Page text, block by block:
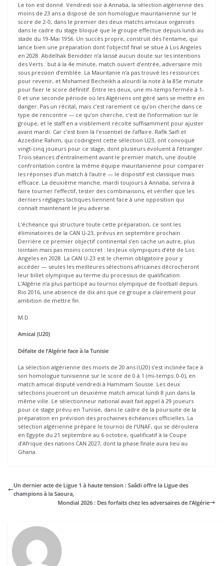
Le ton est donné. Vendredi soir à Annaba, la sélection algérienne des
moins de 23 ans a disposé de son homologue mauritanienne sur le
score de 2-0, dans le premier des deux matchs amicaux organisés
dans le cadre du stage bloqué que le groupe effectue depuis lundi au
stade du 19-Mai 1956. Un succès propre, construit dès l’entame, qui
lance bien une préparation dont l’objectif final se situe à Los Angeles
en 2028. Abdelhak Benidder n’a laissé aucun doute sur les intentions
des Verts : but à la 4e minute, match ouvert d’entrée, adversaire mis
sous pression d’emblée. La Mauritanie n’a pas trouvé les ressources
pour revenir, et Mohamed Becheikh a alourdi la note à la 85e minute
pour fixer le score définitif. Entre les deux, une mi-temps fermée à 1-
0 et une seconde période où les Algériens ont géré sans se mettre en
danger. Pas un récital, mais c’est rarement ce qu’on cherche dans ce
type de rencontre — ce qu’on cherche, c’est de l’information sur le
groupe, et le staff en a visiblement récolté suffisamment pour ajuster
avant mardi. Car c’est bien là l’essentiel de l’affaire. Rafik Saïfi et
Azzedine Rahim, qui codirigent cette sélection U23, ont convoqué
vingt-cinq joueurs pour ce stage, dont plusieurs évoluent à l’étranger.
Trois séances d’entraînement avant le premier match, une double
confrontation contre la même équipe mauritanienne pour comparer
les réponses d’un match à l’autre — le dispositif est classique mais
efficace. La deuxième manche, mardi toujours à Annaba, servira à
faire tourner l’effectif, tester des combinaisons, et vérifier que les
derniers réglages tactiques tiennent face à une opposition qui
connaît maintenant le jeu adverse.
L’échéance qui structure toute cette préparation, ce sont les
éliminatoires de la CAN U-23, prévus en septembre prochain.
Derrière ce premier objectif continental s’en cache un autre, plus
lointain mais pas moins concret : les Jeux olympiques d’été de Los
Angeles en 2028. La CAN U-23 est le chemin obligatoire pour y
accéder — seules les meilleures sélections africaines décrocheront
leur billet olympique au terme du processus de qualification.
L’Algérie n’a plus participé au tournoi olympique de football depuis
Rio 2016, une absence de dix ans que ce groupe a clairement pour
ambition de mettre fin.
M.D.
Amical (U20)
Défaite de l’Algérie face à la Tunisie
La sélection algérienne des moins de 20 ans (U20) s’est inclinée face à
son homologue tunisienne sur le score de 0 à 1 (mi-temps: 0-0), en
match amical disputé vendredi à Hammam Sousse. Les deux
sélections joueront un deuxième match amical lundi 8 juin dans la
même ville. Le sélectionneur national avait fait appel à 29 joueurs
pour ce stage prévu en Tunisie, dans le cadre de la poursuite de la
préparation en prévision des prochaines échéances officielles. La
sélection algérienne prépare le tournoi de l’UNAF, qui se déroulera
en Egypte du 21 septembre au 6 octobre, qualificatif à la Coupe
d’Afrique des nations CAN 2027, dont la phase finale aura lieu au
Ghana.
Un dernier acte de Ligue 1 à haute tension : Saâdi offre la Ligue des
champions à la Saoura,
Mondial 2026 : Des forfaits chez les adversaires de l’Algérie